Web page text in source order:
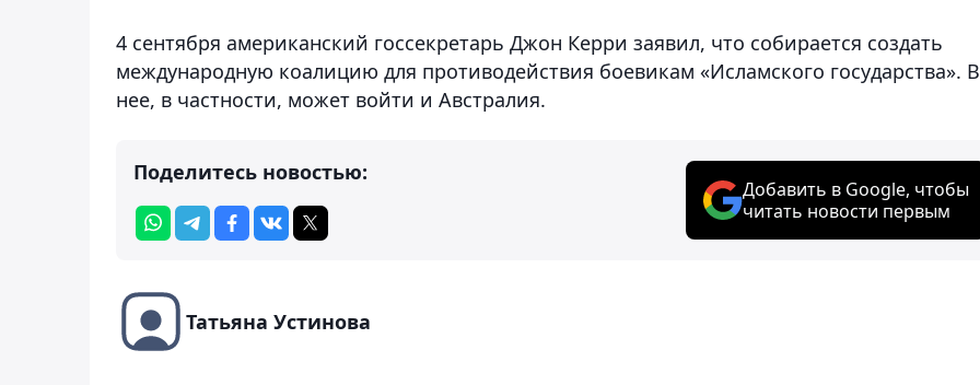
4 сентября американский госсекретарь Джон Керри заявил, что собирается создать
международную коалицию для противодействия боевикам «Исламского государства». В
нее, в частности, может войти и Австралия.
Поделитесь новостью:
Добавить в Google, чтобы
читать новости первым
Татьяна Устинова